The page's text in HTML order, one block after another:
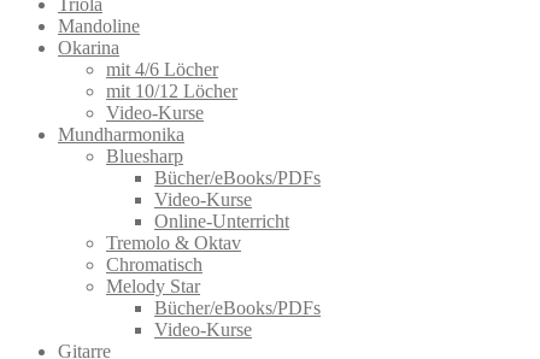
Triola
Mandoline
Okarina
mit 4/6 Löcher
mit 10/12 Löcher
Video-Kurse
Mundharmonika
Bluesharp
Bücher/eBooks/PDFs
Video-Kurse
Online-Unterricht
Tremolo & Oktav
Chromatisch
Melody Star
Bücher/eBooks/PDFs
Video-Kurse
Gitarre